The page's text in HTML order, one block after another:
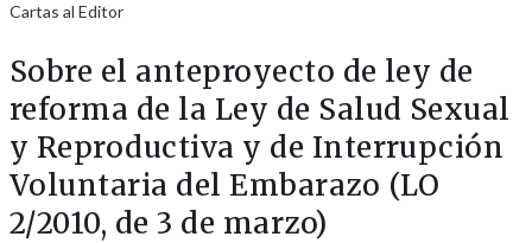
Cartas al Editor
Sobre el anteproyecto de ley de
reforma de la Ley de Salud Sexual
y Reproductiva y de Interrupción
Voluntaria del Embarazo (LO
2/2010, de 3 de marzo)